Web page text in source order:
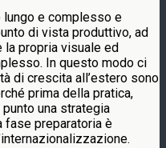
e complesso e
di vista produttivo, ad
la propria visuale ed
In questo modo ci
di crescita all’estero sono
prima della pratica,
una strategia
fase preparatoria è